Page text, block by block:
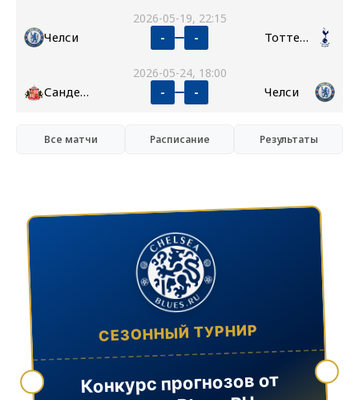
2026-05-19, 22:15
Челси - - Тоттенхэм
2026-05-24, 18:00
Сандерленд - - Челси
Все матчи Расписание Результаты
СЕЗОННЫЙ ТУРНИР
Конкурс прогнозов от